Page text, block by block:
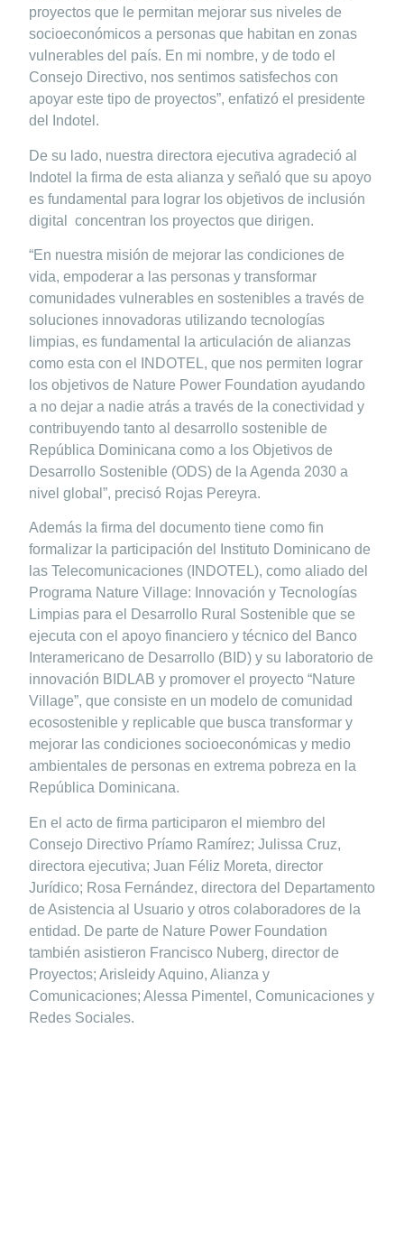
proyectos que le permitan mejorar sus niveles de
socioeconómicos a personas que habitan en zonas
vulnerables del país. En mi nombre, y de todo el
Consejo Directivo, nos sentimos satisfechos con
apoyar este tipo de proyectos”, enfatizó el presidente
del Indotel.
De su lado, nuestra directora ejecutiva agradeció al
Indotel la firma de esta alianza y señaló que su apoyo
es fundamental para lograr los objetivos de inclusión
digital concentran los proyectos que dirigen.
“En nuestra misión de mejorar las condiciones de
vida, empoderar a las personas y transformar
comunidades vulnerables en sostenibles a través de
soluciones innovadoras utilizando tecnologías
limpias, es fundamental la articulación de alianzas
como esta con el INDOTEL, que nos permiten lograr
los objetivos de Nature Power Foundation ayudando
a no dejar a nadie atrás a través de la conectividad y
contribuyendo tanto al desarrollo sostenible de
República Dominicana como a los Objetivos de
Desarrollo Sostenible (ODS) de la Agenda 2030 a
nivel global”, precisó Rojas Pereyra.
Además la firma del documento tiene como fin
formalizar la participación del Instituto Dominicano de
las Telecomunicaciones (INDOTEL), como aliado del
Programa Nature Village: Innovación y Tecnologías
Limpias para el Desarrollo Rural Sostenible que se
ejecuta con el apoyo financiero y técnico del Banco
Interamericano de Desarrollo (BID) y su laboratorio de
innovación BIDLAB y promover el proyecto “Nature
Village”, que consiste en un modelo de comunidad
ecosostenible y replicable que busca transformar y
mejorar las condiciones socioeconómicas y medio
ambientales de personas en extrema pobreza en la
República Dominicana.
En el acto de firma participaron el miembro del
Consejo Directivo Príamo Ramírez; Julissa Cruz,
directora ejecutiva; Juan Féliz Moreta, director
Jurídico; Rosa Fernández, directora del Departamento
de Asistencia al Usuario y otros colaboradores de la
entidad. De parte de Nature Power Foundation
también asistieron Francisco Nuberg, director de
Proyectos; Arisleidy Aquino, Alianza y
Comunicaciones; Alessa Pimentel, Comunicaciones y
Redes Sociales.